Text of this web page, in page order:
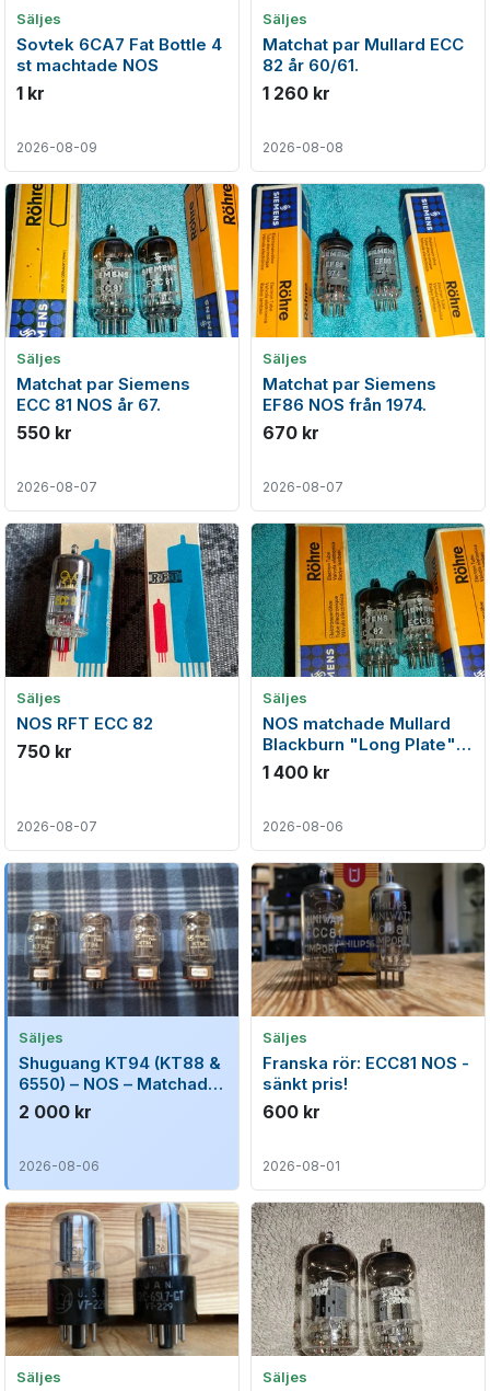
Säljes
Sovtek 6CA7 Fat Bottle 4
st machtade NOS
1 kr
2026-08-09
Säljes
Matchat par Mullard ECC
82 år 60/61.
1 260 kr
2026-08-08
Säljes
Matchat par Siemens
ECC 81 NOS år 67.
550 kr
2026-08-07
Säljes
Matchat par Siemens
EF86 NOS från 1974.
670 kr
2026-08-07
Säljes
NOS RFT ECC 82
750 kr
2026-08-07
Säljes
NOS matchade Mullard
Blackburn "Long Plate"
(12AU7) från juni 1959
1 400 kr
2026-08-06
Säljes
Shuguang KT94 (KT88 &
6550) – NOS – Matchad
kvartett – Testar mycket
starkt
2 000 kr
2026-08-06
Säljes
Franska rör: ECC81 NOS -
sänkt pris!
600 kr
2026-08-01
Säljes Säljes